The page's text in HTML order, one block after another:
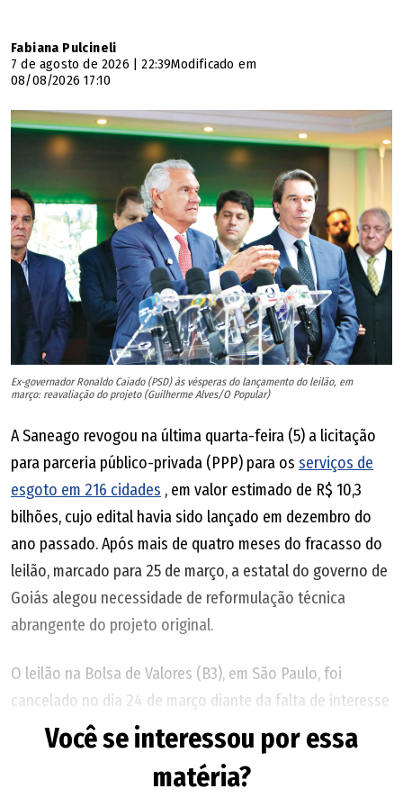
único candidato a governador presente.
Fabiana Pulcineli
7 de agosto de 2026 | 22:39Modificado em
08/08/2026 17:10
Ex-governador Ronaldo Caiado (PSD) às vésperas do lançamento do leilão, em
março: reavaliação do projeto (Guilherme Alves/O Popular)
A Saneago revogou na última quarta-feira (5) a licitação
para parceria público-privada (PPP) para os serviços de
esgoto em 216 cidades , em valor estimado de R$ 10,3
bilhões, cujo edital havia sido lançado em dezembro do
ano passado. Após mais de quatro meses do fracasso do
leilão, marcado para 25 de março, a estatal do governo de
Goiás alegou necessidade de reformulação técnica
abrangente do projeto original.
O leilão na Bolsa de Valores (B3), em São Paulo, foi
cancelado no dia 24 de março diante da falta de interesse
das empresas em dois dos três lotes (divididos por
microrregiões de saneamento). No único lote em que
houve proposta, o consórcio (Águas do Cerrado, formado
Você se interessou por essa
matéria?